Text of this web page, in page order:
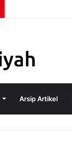
Arsip Artikel